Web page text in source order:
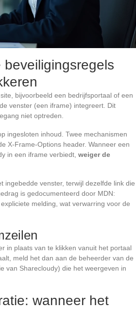
bijvoorbeeld een bedrijfsportaal of een
venster (een iframe) integreert. Dit
niet optreden.
ingesloten inhoud. Twee mechanismen
X-Frame-Options header. Wanneer een
in een iframe verbiedt, weiger de
ingebedde venster, terwijl dezelfde link die
is gedocumenteerd door MDN:
melding, wat verwarring voor de
in plaats van te klikken vanuit het portaal
meld het dan aan de beheerder van de
van Sharecloudy) die het weergeven in
wanneer het